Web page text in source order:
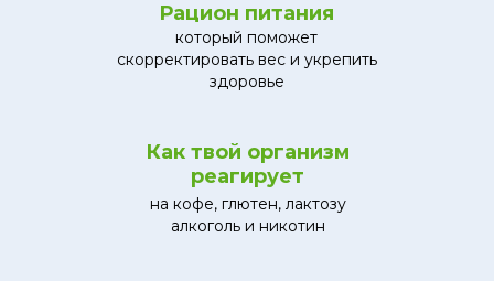
который поможет
скорректировать вес и укрепить
здоровье
Рацион питания
Как твой организм
реагирует
на кофе, глютен, лактозу
алкоголь и никотин